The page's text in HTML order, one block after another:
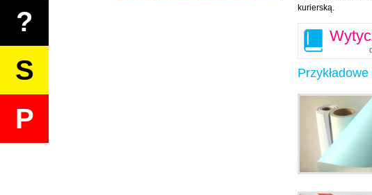
kurierską.
?
S
P